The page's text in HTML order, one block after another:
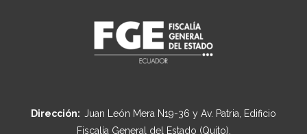
Dirección: Juan León Mera N19-36 y Av. Patria, Edificio
Fiscalía General del Estado (Quito).